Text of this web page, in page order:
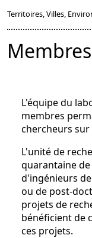
Territoires, Villes,
Membres
L'équipe du
membres
chercheurs sur
L'unité de
quarantaine
d'ingénieurs
ou de post-
projets de
bénéficient de
ces projets.